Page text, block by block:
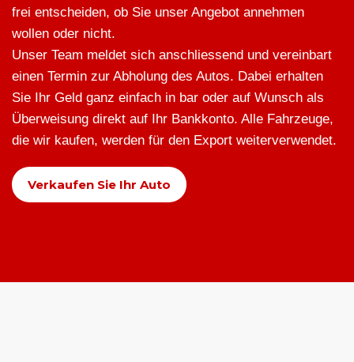
frei entscheiden, ob Sie unser Angebot annehmen
wollen oder nicht.
Unser Team meldet sich anschliessend und vereinbart
einen Termin zur Abholung des Autos. Dabei erhalten
Sie Ihr Geld ganz einfach in bar oder auf Wunsch als
Überweisung direkt auf Ihr Bankkonto. Alle Fahrzeuge,
die wir kaufen, werden für den Export weiterverwendet.
Verkaufen Sie Ihr Auto